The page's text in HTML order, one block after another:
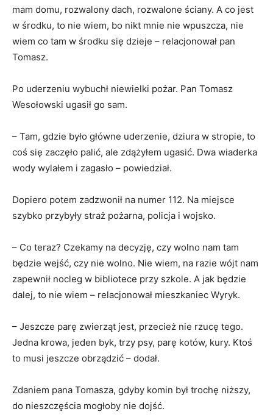
mam domu, rozwalony dach, rozwalone ściany. A co jest
w środku, to nie wiem, bo nikt mnie nie wpuszcza, nie
wiem co tam w środku się dzieje – relacjonował pan
Tomasz.
Po uderzeniu wybuchł niewielki pożar. Pan Tomasz
Wesołowski ugasił go sam.
– Tam, gdzie było główne uderzenie, dziura w stropie, to
coś się zaczęło palić, ale zdążyłem ugasić. Dwa wiaderka
wody wylałem i zagasło – powiedział.
Dopiero potem zadzwonił na numer 112. Na miejsce
szybko przybyły straż pożarna, policja i wojsko.
– Co teraz? Czekamy na decyzję, czy wolno nam tam
będzie wejść, czy nie wolno. Nie wiem, na razie wójt nam
zapewnił nocleg w bibliotece przy szkole. A jak będzie
dalej, to nie wiem – relacjonował mieszkaniec Wyryk.
– Jeszcze parę zwierząt jest, przecież nie rzucę tego.
Jedna krowa, jeden byk, trzy psy, parę kotów, kury. Ktoś
to musi jeszcze obrządzić – dodał.
Zdaniem pana Tomasza, gdyby komin był trochę niższy,
do nieszczęścia mogłoby nie dojść.